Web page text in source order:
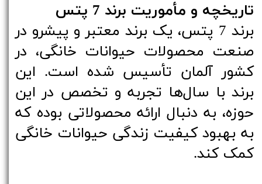
تاریخچه و مأموریت برند 7 پتس
برند 7 پتس، یک برند معتبر و پیشرو در
صنعت محصولات حیوانات خانگی، در
کشور آلمان تأسیس شده است. این
برند با سال‌ها تجربه و تخصص در این
حوزه، به دنبال ارائه محصولاتی بوده که
به بهبود کیفیت زندگی حیوانات خانگی
کمک کند.